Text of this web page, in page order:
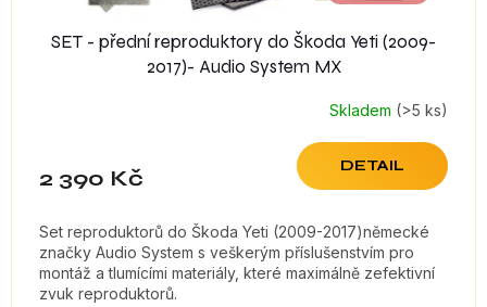
SET - přední reproduktory do Škoda Yeti (2009-
2017)- Audio System MX
Skladem (>5 ks)
2 390 Kč DETAIL
Set reproduktorů do Škoda Yeti (2009-2017)německé
značky Audio System s veškerým příslušenstvím pro
montáž a tlumícími materiály, které maximálně zefektivní
zvuk reproduktorů.